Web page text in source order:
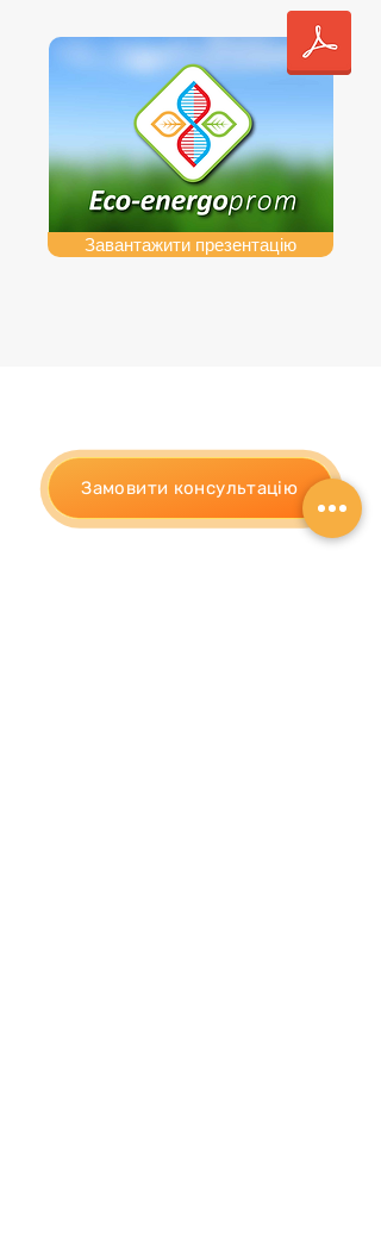
Завантажити презентацію
Замовити консультацію